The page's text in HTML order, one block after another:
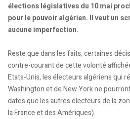
élections législatives du 10 mai
pour le pouvoir algérien. Il veut un
aucune imperfection.
Reste que dans les faits, certaines
contre-courant de cette volonté
Etats-Unis, les électeurs algériens qui
Washington et de New York ne
dates que les autres électeurs de la
la France et des Amériques).